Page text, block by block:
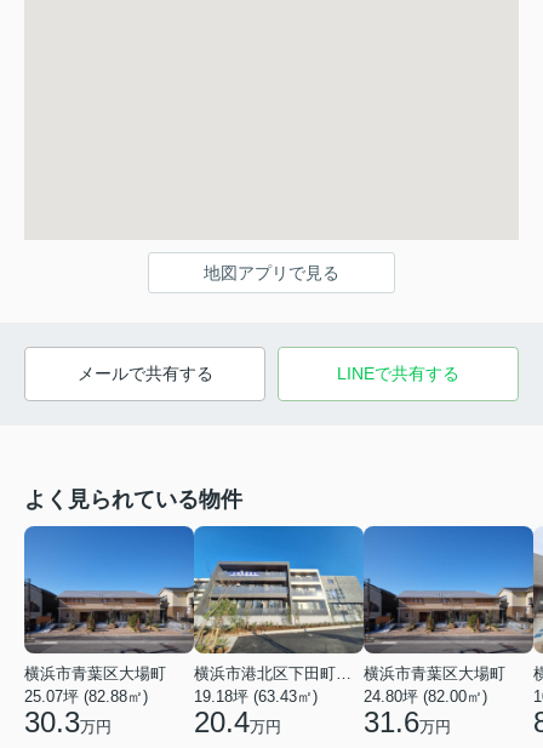
地図アプリで見る
メールで共有する LINEで共有する
よく見られている物件
横浜市青葉区大場町
25.07坪 (82.88㎡)
30.3万円
19.18坪 (63.43㎡)
20.4万円
横浜市青葉区大場町
24.80坪 (82.00㎡)
31.6万円